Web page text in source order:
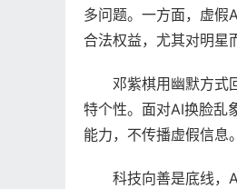
多问题。一方面，虚假
合法权益，尤其对明星
邓紫棋用幽默方式
特个性。面对AI换脸乱
能力，不传播虚假信息。
科技向善是底线，